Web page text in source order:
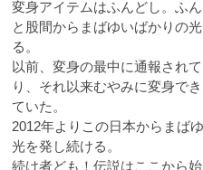
変身アイテムはふんどし。ふ
と股間からまばゆいばかりの
る。
以前、変身の最中に通報され
り、それ以来むやみに変身で
ていた。
2012年よりこの日本からまば
光を発し続ける。
続け者ども！伝説はここから始